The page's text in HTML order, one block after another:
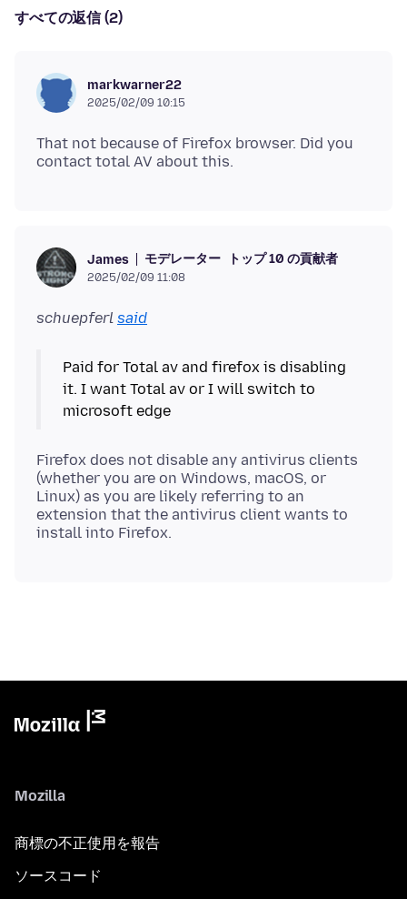
すべての返信 (2)
markwarner22
2025/02/09 10:15
That not because of Firefox browser. Did you
James モデレーター トップ 10 の貢献者
2025/02/09 11:08
schuepferl said
Paid for Total av and firefox is disabling
it. I want Total av or I will switch to
Firefox does not disable any antivirus clients
(whether you are on Windows, macOS, or
Linux) as you are likely referring to an
extension that the antivirus client wants to
Mozilla
商標の不正使用を報告
ソースコード